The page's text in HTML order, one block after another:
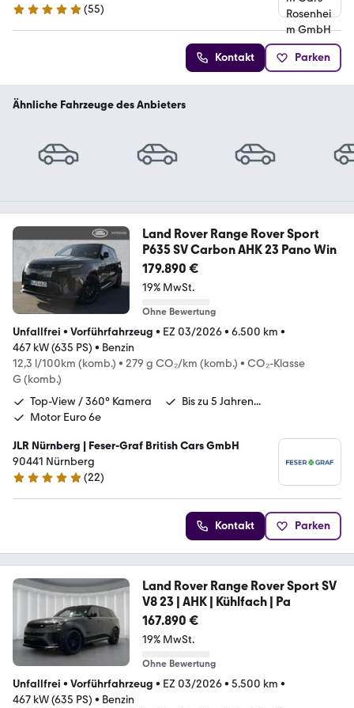
4.9 Sterne
(55)
Kontakt Parken
Ähnliche Fahrzeuge des Anbieters
Land Rover Range Rover Sport
P635 SV Carbon AHK 23 Pano Win
179.890 €
19% MwSt.
Ohne Bewertung
Unfallfrei • Vorführfahrzeug • EZ 03/2026• 6.500 km •
467 kW (635 PS) • Benzin
12,3 l/100km (komb.) • 279 g CO₂/km (komb.) • CO₂-Klasse
G (komb.)
Top-View / 360° Kamera
Bis zu 5 Jahren...
Motor Euro 6e
JLR Nürnberg | Feser-Graf British Cars GmbH
90441 Nürnberg
5 Sterne
(22)
Kontakt Parken
Land Rover Range Rover Sport SV
V8 23 | AHK | Kühlfach | Pa
167.890 €
19% MwSt.
Ohne Bewertung
Unfallfrei • Vorführfahrzeug • EZ 03/2026• 5.500 km •
467 kW (635 PS) • Benzin